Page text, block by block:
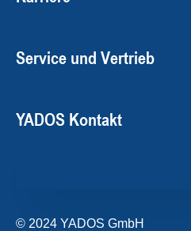
Service und Vertrieb
YADOS Kontakt
© 2024 YADOS GmbH